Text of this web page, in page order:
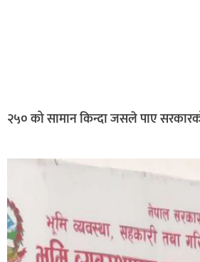
२५० को सामान किन्दा जसले पाए